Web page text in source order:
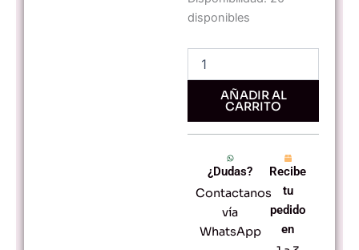
disponibles
Canon
GI11
Alta
Capacidad
Textos
cantidad
AÑADIR AL
CARRITO
¿Dudas?
Contactanos
vía
WhatsApp
Recibe
tu
pedido
en